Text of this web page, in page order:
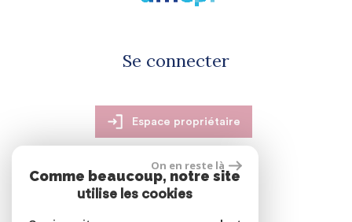
Se connecter
Espace propriétaire
réalisé par
On en reste là
Comme beaucoup, notre site
utilise les cookies